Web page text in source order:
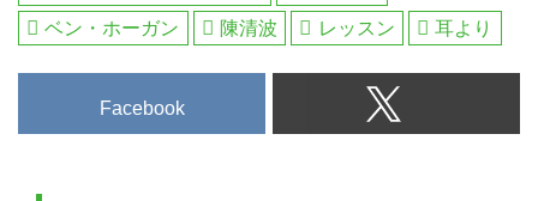
ベン・ホーガン
陳清波 レッスン 耳より
Facebook